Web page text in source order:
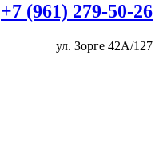
+7 (961) 279-50-26
ул. Зорге 42А/127